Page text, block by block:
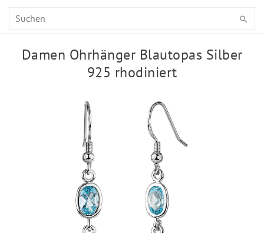
Damen Ohrhänger Blautopas Silber
925 rhodiniert